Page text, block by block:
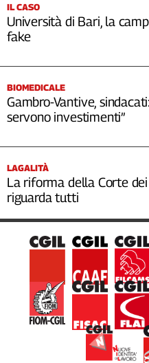
IL CASO
Università di Bari, la
fake
BIOMEDICALE
Gambro-Vantive,
servono investimenti”
LAGALITÀ
La riforma della Corte
riguarda tutti